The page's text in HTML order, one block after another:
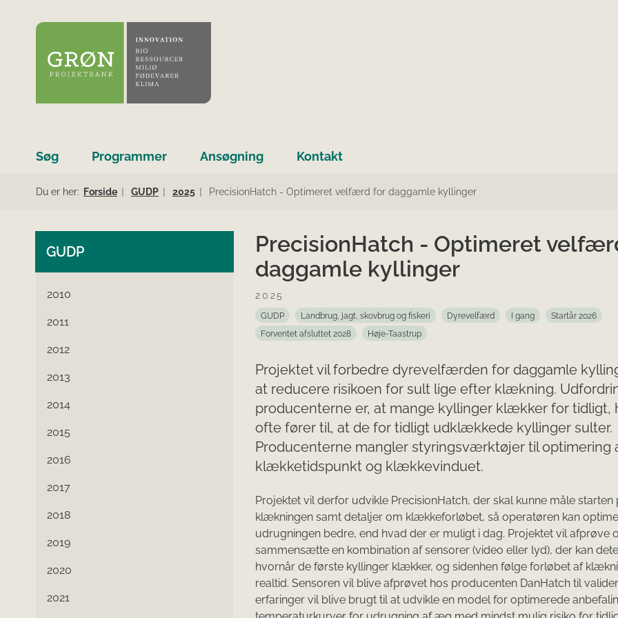
Søg Programmer Ansøgning Kontakt
Du er her: Forside GUDP 2025 PrecisionHatch - Optimeret velfærd for daggamle kyllinger
GUDP
2010
2011
2012
2013
2014
2015
2016
2017
2018
2019
2020
2021
PrecisionHatch - Optimeret
daggamle kyllinger
2025
GUDP Landbrug, jagt, skovbrug og fiskeri Dyrevelfærd I gang
Startår 2026
Forventet afsluttet 2028
Høje-Taastrup
Projektet vil forbedre dyrevelfærden for daggamle
at reducere risikoen for sult lige efter klækning.
producenterne er, at mange kyllinger klækker for tidligt,
ofte fører til, at de for tidligt udklækkede kyllinger sulter.
Producenterne mangler styringsværktøjer til optimering
klækketidspunkt og klækkevinduet.
Projektet vil derfor udvikle PrecisionHatch, der skal kunne måle starten
klækningen samt detaljer om klækkeforløbet, så operatøren kan
udrugningen bedre, end hvad der er muligt i dag. Projektet vil afprøve
sammensætte en kombination af sensorer (video eller lyd), der kan
hvornår de første kyllinger klækker, og sidenhen følge forløbet af
realtid. Sensoren vil blive afprøvet hos producenten DanHatch til
erfaringer vil blive brugt til at udvikle en model for optimerede